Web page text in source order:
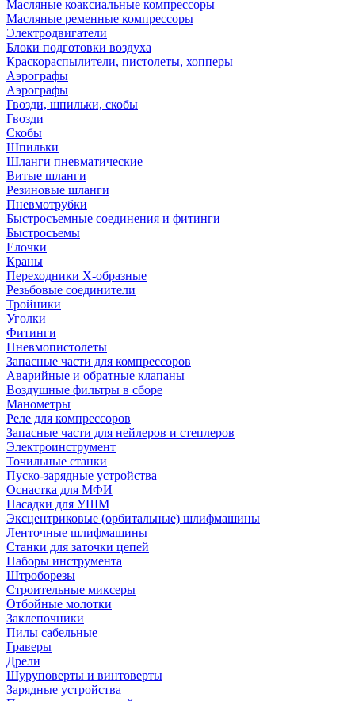
Масляные коаксиальные компрессоры
Масляные ременные компрессоры
Электродвигатели
Блоки подготовки воздуха
Краскораспылители, пистолеты, хопперы
Аэрографы
Аэрографы
Гвозди, шпильки, скобы
Гвозди
Скобы
Шпильки
Шланги пневматические
Витые шланги
Резиновые шланги
Пневмотрубки
Быстросъемные соединения и фитинги
Быстросъемы
Елочки
Краны
Переходники Х-образные
Резьбовые соединители
Тройники
Уголки
Фитинги
Пневмопистолеты
Запасные части для компрессоров
Аварийные и обратные клапаны
Воздушные фильтры в сборе
Манометры
Реле для компрессоров
Запасные части для нейлеров и степлеров
Электроинструмент
Точильные станки
Пуско-зарядные устройства
Оснастка для МФИ
Насадки для УШМ
Эксцентриковые (орбитальные) шлифмашины
Ленточные шлифмашины
Станки для заточки цепей
Наборы инструмента
Штроборезы
Строительные миксеры
Отбойные молотки
Заклепочники
Пилы сабельные
Граверы
Дрели
Шуруповерты и винтоверты
Зарядные устройства